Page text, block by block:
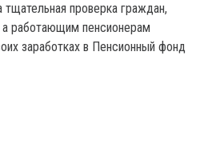
проверка граждан,
работающим пенсионерам
заработках в Пенсионный фонд